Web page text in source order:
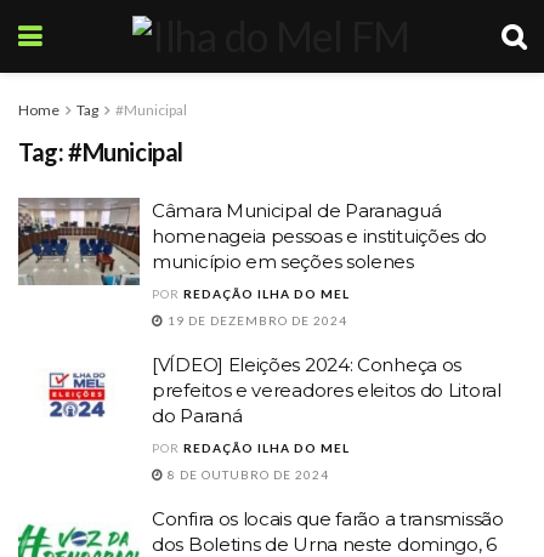
Home Tag #Municipal
Tag:#Municipal
Câmara Municipal de Paranaguá
homenageia pessoas e instituições do
município em seções solenes
POR REDAÇÃO ILHA DO MEL
19 DE DEZEMBRO DE 2024
[VÍDEO] Eleições 2024: Conheça os
prefeitos e vereadores eleitos do Litoral
do Paraná
POR REDAÇÃO ILHA DO MEL
8 DE OUTUBRO DE 2024
Confira os locais que farão a transmissão
dos Boletins de Urna neste domingo, 6